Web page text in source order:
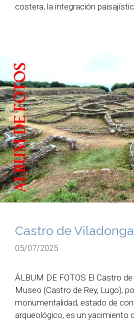
costera, la integración
Castro de
05/07/2025
ÁLBUM DE FOTOS El Castro
Museo (Castro de Rey, Lugo),
monumentalidad, estado de
arqueológico, es un yacimiento